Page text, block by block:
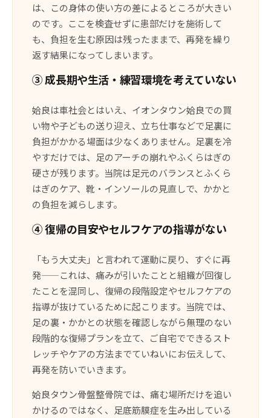
は、この身体の使い方の差によるところが大きい
のです。ここを検査せずに患部だけを施術して
も、負担を生む原因は残ったままで、再発を繰り
返す結果になってしまいます。
③ 成長期や生活・練習環境を考えていない
姶良は車社会とはいえ、イオンタウン姶良での買
い物や子どもの送り迎え、立ち仕事などで足裏に
負担がかかる場面は少なくありません。足裏を冷
やすだけでは、足のアーチの崩れやふくらはぎの
硬さが残ります。当院は足元のバランスとふくら
はぎのケア、靴・インソールの見直しで、かかと
の負担を減らします。
④ 復帰の目安やセルフケアの指導がない
「もう大丈夫」と言われて運動に戻り、すぐに再
発——これは、痛みが引いたことと組織が回復し
たことを混同し、復帰の段階設定やセルフケアの
指導が抜けているために起こります。当院では、
足の裏・かかとの状態を確認しながら無理のない
段階的な復帰プランを立て、ご自宅でできるスト
レッチやケアの方法までていねいにお伝えして、
再発を防いでいきます。
姶良タウン骨盤整骨院では、痛む場所だけを追い
かけるのではなく、足底筋膜症を生み出している